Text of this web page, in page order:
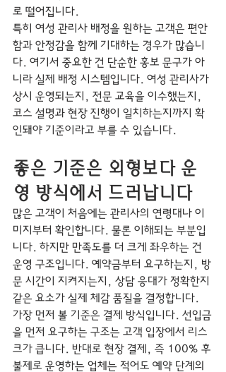
로 떨어집니다.
특히 여성 관리사 배정을 원하는 고객은 편안
함과 안정감을 함께 기대하는 경우가 많습니
다. 여기서 중요한 건 단순한 홍보 문구가 아
니라 실제 배정 시스템입니다. 여성 관리사가
상시 운영되는지, 전문 교육을 이수했는지,
코스 설명과 현장 진행이 일치하는지까지 확
인돼야 기준이라고 부를 수 있습니다.
좋은 기준은 외형보다 운
영 방식에서 드러납니다
많은 고객이 처음에는 관리사의 연령대나 이
미지부터 확인합니다. 물론 이해되는 부분입
니다. 하지만 만족도를 더 크게 좌우하는 건
운영 구조입니다. 예약금부터 요구하는지, 방
문 시간이 지켜지는지, 상담 응대가 정확한지
같은 요소가 실제 체감 품질을 결정합니다.
가장 먼저 볼 기준은 결제 방식입니다. 선입금
을 먼저 요구하는 구조는 고객 입장에서 리스
크가 큽니다. 반대로 현장 결제, 즉 100% 후
불제로 운영하는 업체는 적어도 예약 단계의